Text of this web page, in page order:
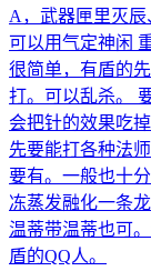
A，武器匣里灭
可以用气定神闲
很简单，有盾的
打。可以乱杀。
会把针的效果吃
先要能打各种法
要有。一般也十
冻蒸发融化一条
温蒂带温蒂也可
盾的QQ人。